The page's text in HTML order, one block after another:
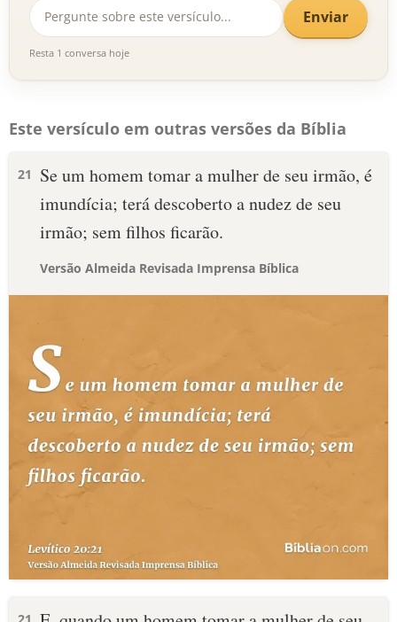
Enviar
Resta 1 conversa hoje
Este versículo em outras versões da Bíblia
21
Se um homem tomar a mulher de seu irmão, é
imundícia; terá descoberto a nudez de seu
irmão; sem filhos ficarão.
Versão Almeida Revisada Imprensa Bíblica